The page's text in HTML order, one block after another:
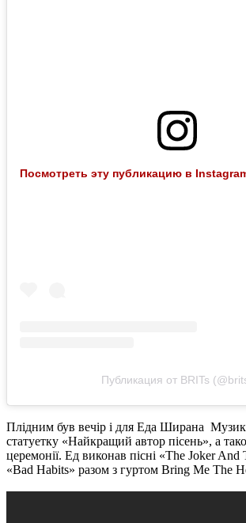
Посмотреть эту публикацию в
Публикация от BRITs
Плідним був вечір і для Еда Ширана
статуетку «Найкращий автор пісень», а
церемонії. Ед виконав пісні «The Joker And
«Bad Habits» разом з гуртом Bring Me The